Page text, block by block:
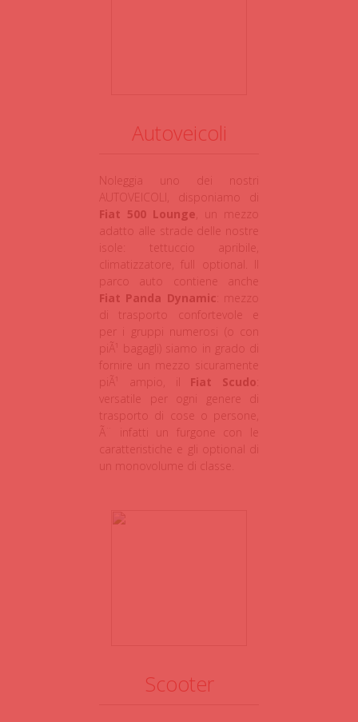
Autoveicoli
Noleggia uno dei nostri
AUTOVEICOLI, disponiamo di
Fiat 500 Lounge , un mezzo
adatto alle strade delle nostre
isole: tettuccio apribile,
climatizzatore, full optional. Il
parco auto contiene anche
Fiat Panda Dynamic: mezzo
di trasporto confortevole e
per i gruppi numerosi (o con
piÃ¹ bagagli) siamo in grado di
fornire un mezzo sicuramente
piÃ¹ ampio, il Fiat Scudo:
versatile per ogni genere di
trasporto di cose o persone,
Ã¨ infatti un furgone con le
caratteristiche e gli optional di
un monovolume di classe.
Scooter